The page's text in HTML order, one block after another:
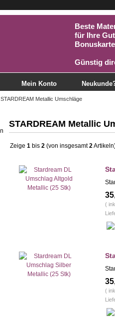
Beste
für Ihre
Günstig
Mein Konto
STARDREAM Metallic Umschläge
STARDREAM Metallic
Zeige 1 bis 2 (von insgesamt2
(
(